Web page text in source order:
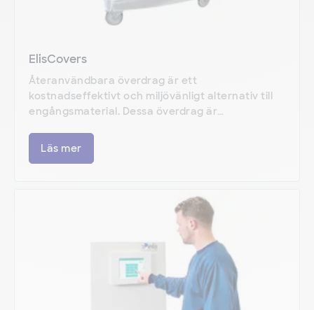
ElisCovers
Återanvändbara överdrag är ett
kostnadseffektivt och miljövänligt alternativ till
engångsmaterial. Dessa överdrag är…
Läs mer